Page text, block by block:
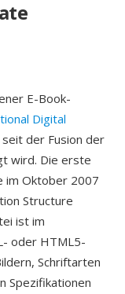
E-Book-
Digital
der Fusion der
wird. Die erste
im Oktober 2007
Structure
ist im
oder HTML5-
Schriftarten
Spezifikationen